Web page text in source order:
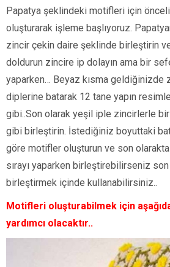
Papatya şeklindeki motifleri için
oluşturarak işleme başlıyoruz.
zincir çekin daire şeklinde birleştirin
doldurun zincire ip dolayın ama bir
yaparken… Beyaz kısma geldiğinizde
diplerine batarak 12 tane yapın
gibi..Son olarak yeşil iple zincirlerle
gibi birleştirin. İstediğiniz boyuttaki
göre motifler oluşturun ve son
sırayı yaparken birleştirebilirseniz
birleştirmek içinde kullanabilirsiniz..
Motifleri oluşturabilmek için
yardımcı olacaktır..